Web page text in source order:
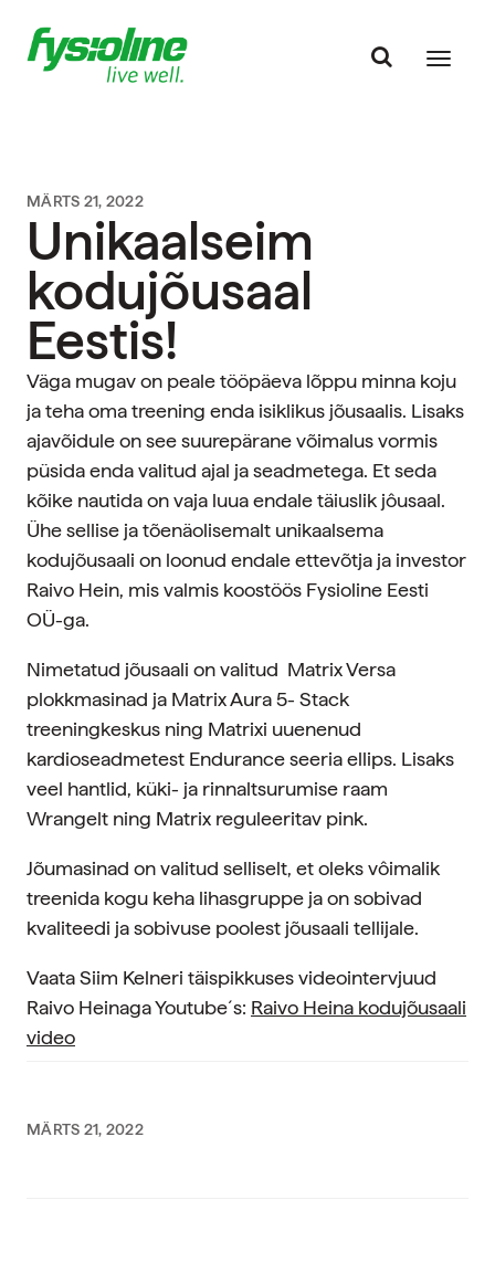
MÄRTS 21, 2022
Unikaalseim
kodujõusaal
Eestis!
Väga mugav on peale tööpäeva lõppu minna koju
ja teha oma treening enda isiklikus jõusaalis. Lisaks
ajavõidule on see suurepärane võimalus vormis
püsida enda valitud ajal ja seadmetega. Et seda
kõike nautida on vaja luua endale täiuslik jôusaal.
Ühe sellise ja tõenäolisemalt unikaalsema
kodujõusaali on loonud endale ettevõtja ja investor
Raivo Hein, mis valmis koostöös Fysioline Eesti
OÜ-ga.
Nimetatud jõusaali on valitud Matrix Versa
plokkmasinad ja Matrix Aura 5- Stack
treeningkeskus ning Matrixi uuenenud
kardioseadmetest Endurance seeria ellips. Lisaks
veel hantlid, küki- ja rinnaltsurumise raam
Wrangelt ning Matrix reguleeritav pink.
Jõumasinad on valitud selliselt, et oleks vôimalik
treenida kogu keha lihasgruppe ja on sobivad
kvaliteedi ja sobivuse poolest jõusaali tellijale.
Vaata Siim Kelneri täispikkuses videointervjuud
Raivo Heinaga Youtube´s: Raivo Heina kodujõusaali
video
MÄRTS 21, 2022